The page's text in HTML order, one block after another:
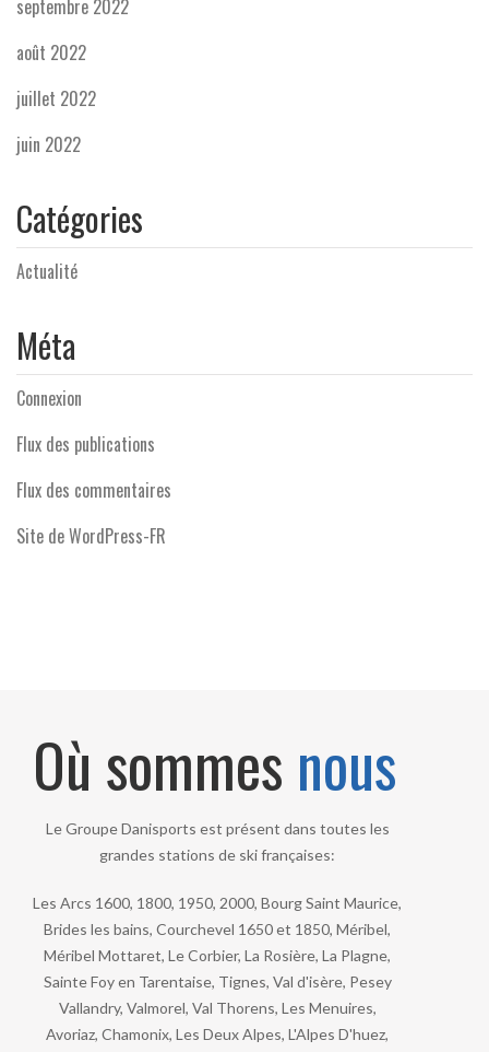
septembre 2022
août 2022
juillet 2022
juin 2022
Catégories
Actualité
Méta
Connexion
Flux des publications
Flux des commentaires
Site de WordPress-FR
Où sommes nous
Le Groupe Danisports est présent dans toutes les
grandes stations de ski françaises:
Les Arcs 1600, 1800, 1950, 2000, Bourg Saint Maurice,
Brides les bains, Courchevel 1650 et 1850, Méribel,
Méribel Mottaret, Le Corbier, La Rosière, La Plagne,
Sainte Foy en Tarentaise, Tignes, Val d'isère, Pesey
Vallandry, Valmorel, Val Thorens, Les Menuires,
Avoriaz, Chamonix, Les Deux Alpes, L'Alpes D'huez,